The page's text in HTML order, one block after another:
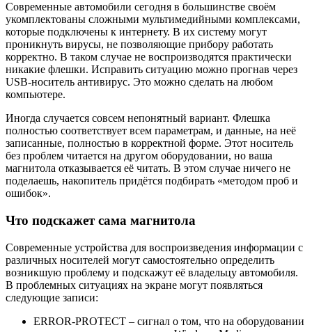
Современные автомобили сегодня в большинстве своём
укомплектованы сложными мультимедийными комплексами,
которые подключены к интернету. В их систему могут
проникнуть вирусы, не позволяющие прибору работать
корректно. В таком случае не воспроизводятся практически
никакие флешки. Исправить ситуацию можно прогнав через
USB-носитель антивирус. Это можно сделать на любом
компьютере.
Иногда случается совсем непонятный вариант. Флешка
полностью соответствует всем параметрам, и данные, на неё
записанные, полностью в корректной форме. Этот носитель
без проблем читается на другом оборудовании, но ваша
магнитола отказывается её читать. В этом случае ничего не
поделаешь, накопитель придётся подбирать «методом проб и
ошибок».
Что подскажет сама магнитола
Современные устройства для воспроизведения информации с
различных носителей могут самостоятельно определить
возникшую проблему и подскажут её владельцу автомобиля.
В проблемных ситуациях на экране могут появляться
следующие записи:
ERROR-PROTECT – сигнал о том, что на оборудовании